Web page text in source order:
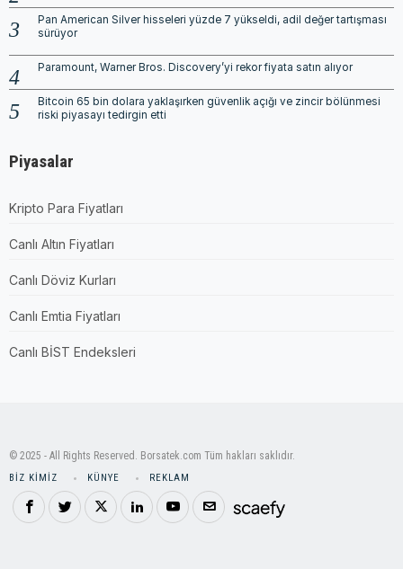
Pan American Silver hisseleri yüzde 7 yükseldi, adil değer tartışması
sürüyor
Paramount, Warner Bros. Discovery’yi rekor fiyata satın alıyor
Bitcoin 65 bin dolara yaklaşırken güvenlik açığı ve zincir bölünmesi
riski piyasayı tedirgin etti
Piyasalar
Kripto Para Fiyatları
Canlı Altın Fiyatları
Canlı Döviz Kurları
Canlı Emtia Fiyatları
Canlı BİST Endeksleri
© 2025 - All Rights Reserved. Borsatek.com Tüm hakları saklıdır.
BIZ KIMIZ KÜNYE REKLAM